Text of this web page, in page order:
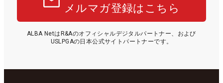
メルマガ登録はこちら
ALBA NetはR&Aのオフィシャルデジタルパートナー、および
USLPGAの日本公式サイトパートナーです。